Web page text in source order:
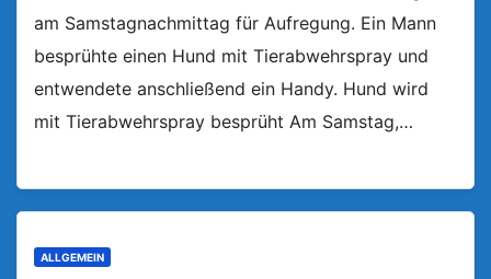
am Samstagnachmittag für Aufregung. Ein Mann
besprühte einen Hund mit Tierabwehrspray und
entwendete anschließend ein Handy. Hund wird
mit Tierabwehrspray besprüht Am Samstag,…
ALLGEMEIN